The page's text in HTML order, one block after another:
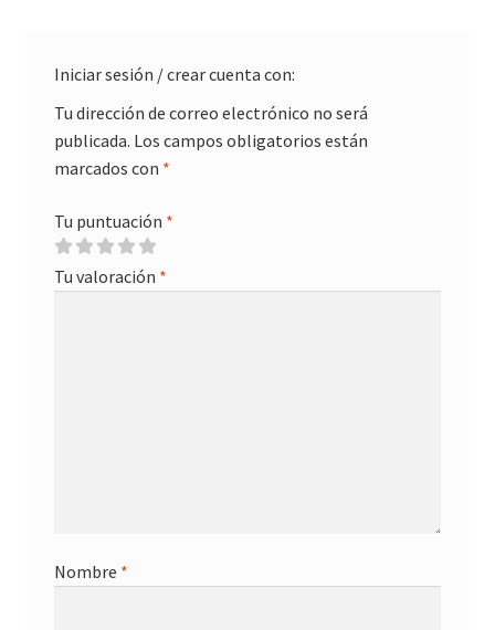
Iniciar sesión / crear cuenta con:
Tu dirección de correo electrónico no será
publicada. Los campos obligatorios están
marcados con *
Tu puntuación *
Tu valoración *
Nombre *